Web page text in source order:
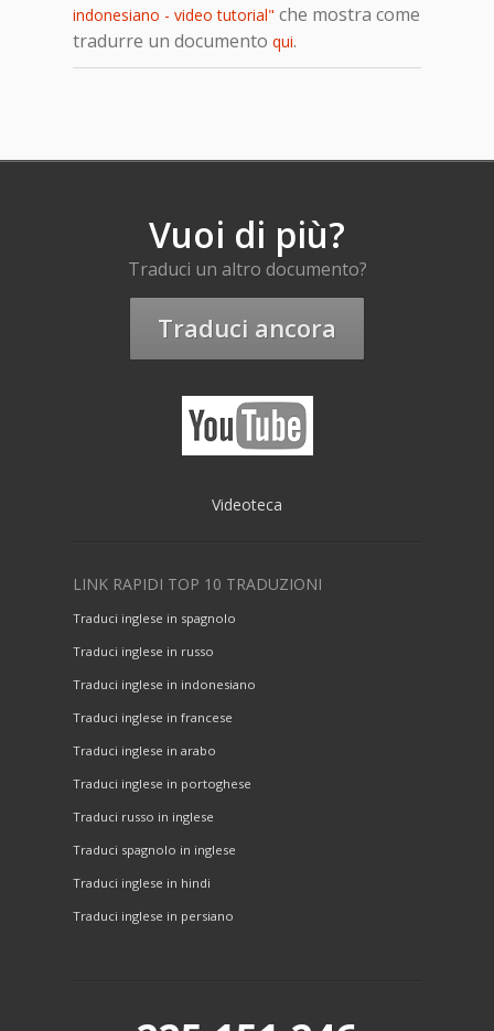
indonesiano - video tutorial" che mostra come
tradurre un documento qui.
Vuoi di più?
Traduci un altro documento?
Traduci ancora
Videoteca
LINK RAPIDI TOP 10 TRADUZIONI
Traduci inglese in spagnolo
Traduci inglese in russo
Traduci inglese in indonesiano
Traduci inglese in francese
Traduci inglese in arabo
Traduci inglese in portoghese
Traduci russo in inglese
Traduci spagnolo in inglese
Traduci inglese in hindi
Traduci inglese in persiano